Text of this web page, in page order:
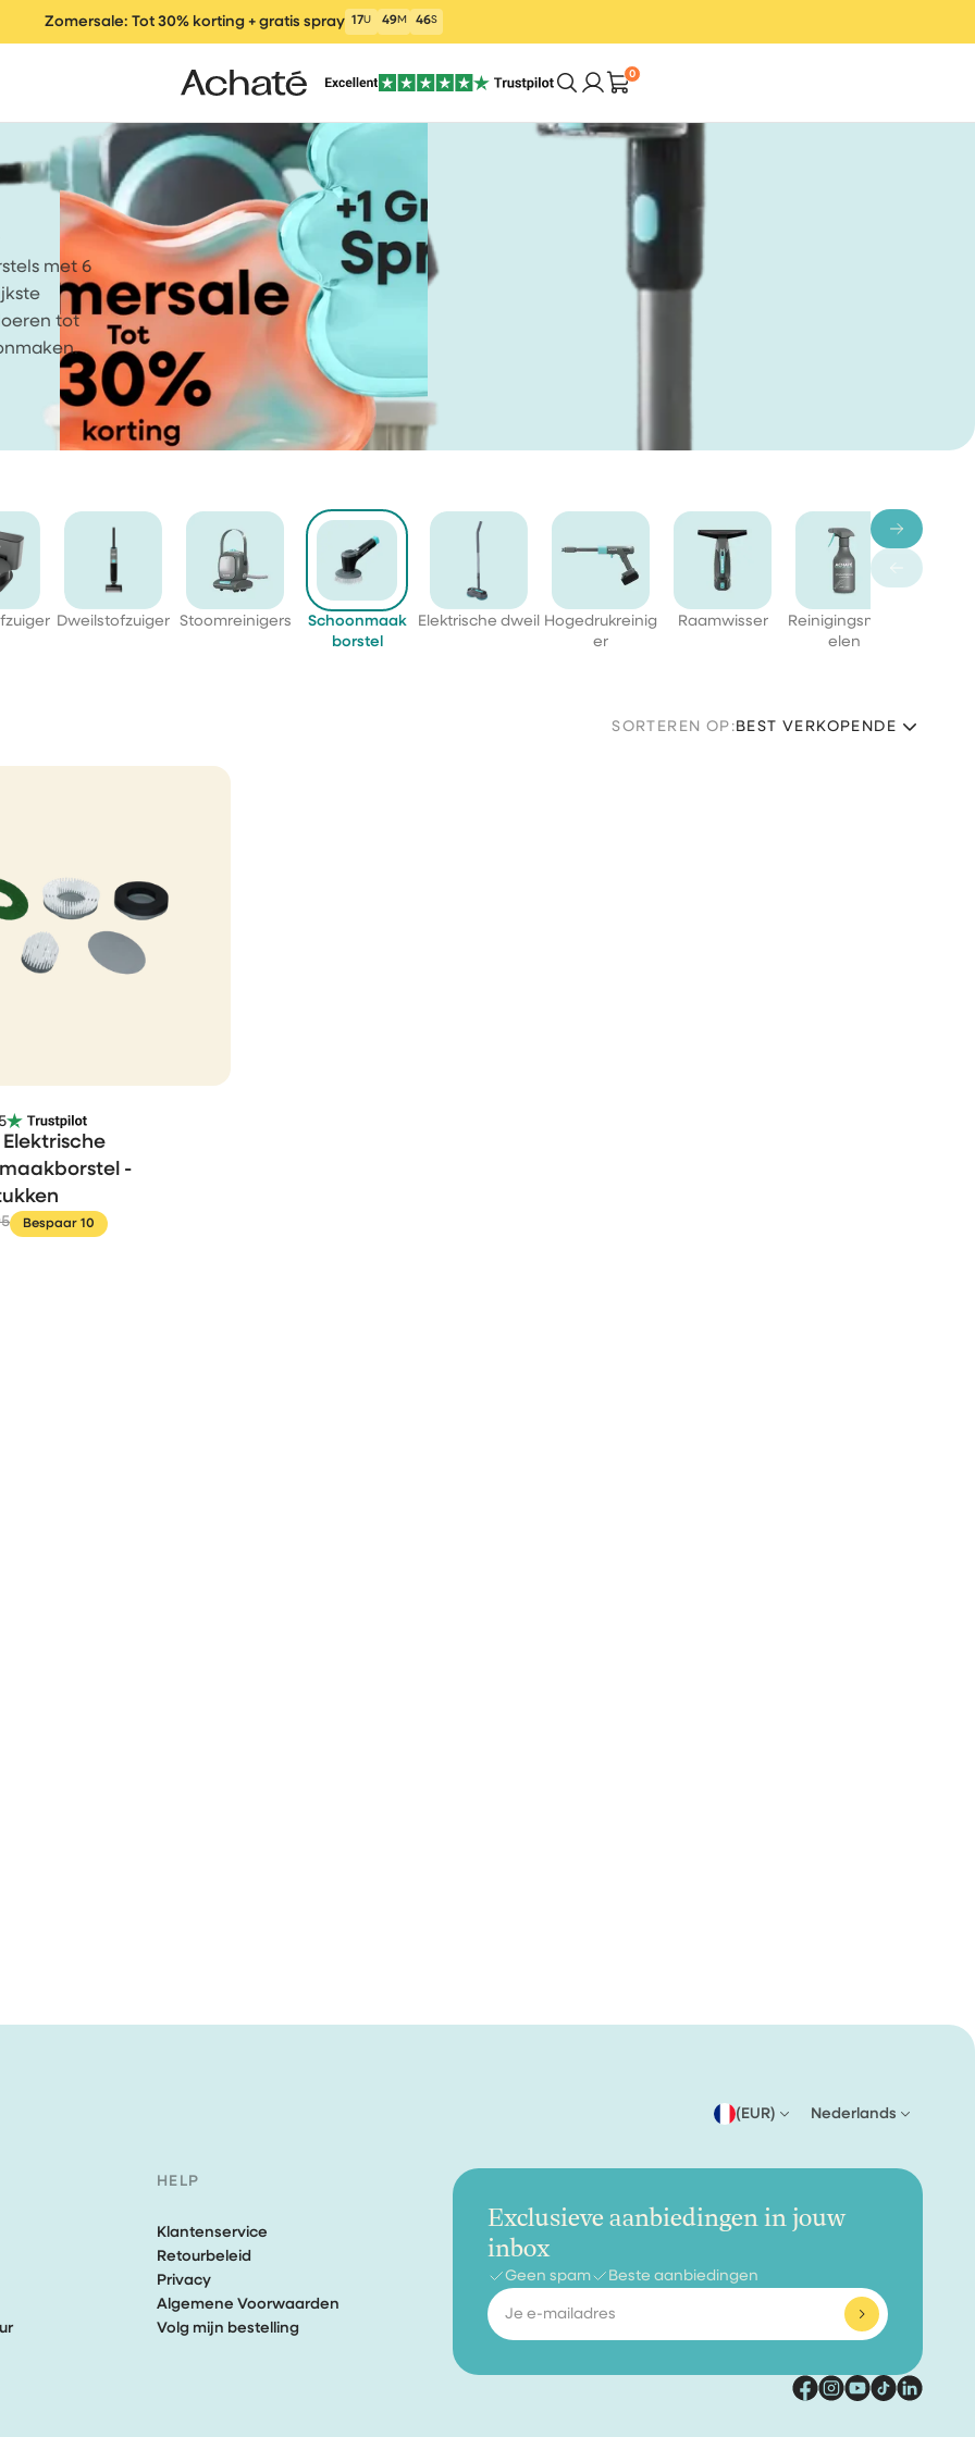
Zomersale: Tot 30% korting + gratis spray 17U 49M 46S
Steelstofzuigers Dweilstofzuiger Elektrische dweil
Een schoner huis.
In minder tijd. Met
minder moeite.
0
met 6
tot
Dweilstofzuiger Stoomreinigers
Schoonmaak
borstel
Elektrische dweil
Hogedrukreinig
er
Raamwisser
Reinigingsmidd
elen
SORTEREN OP: BEST VERKOPENDE
-
Bespaar 10
(EUR) Nederlands
HELP
Klantenservice
Retourbeleid
Privacy
Algemene Voorwaarden
Volg mijn bestelling
Exclusieve aanbiedingen in jouw
inbox
Geen spam Beste aanbiedingen
E-
mailadres